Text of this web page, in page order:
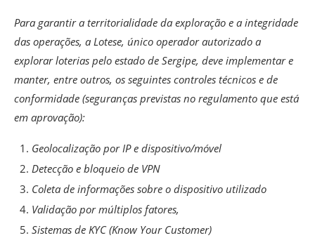
Para garantir a territorialidade da exploração e a integridade
das operações, a Lotese, único operador autorizado a
explorar loterias pelo estado de Sergipe, deve implementar e
manter, entre outros, os seguintes controles técnicos e de
conformidade (seguranças previstas no regulamento que está
em aprovação):
Geolocalização por IP e dispositivo/móvel
Detecção e bloqueio de VPN
Coleta de informações sobre o dispositivo utilizado
Validação por múltiplos fatores,
Sistemas de KYC (Know Your Customer)